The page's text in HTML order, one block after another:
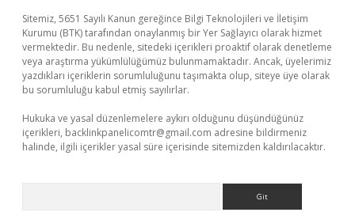
Sitemiz, 5651 Sayılı Kanun gereğince Bilgi Teknolojileri ve İletişim
Kurumu (BTK) tarafından onaylanmış bir Yer Sağlayıcı olarak hizmet
vermektedir. Bu nedenle, sitedeki içerikleri proaktif olarak denetleme
veya araştırma yükümlülüğümüz bulunmamaktadır. Ancak, üyelerimiz
yazdıkları içeriklerin sorumluluğunu taşımakta olup, siteye üye olarak
bu sorumluluğu kabul etmiş sayılırlar.
Hukuka ve yasal düzenlemelere aykırı olduğunu düşündüğünüz
içerikleri, backlinkpanelicomtr@gmail.com adresine bildirmeniz
halinde, ilgili içerikler yasal süre içerisinde sitemizden kaldırılacaktır.